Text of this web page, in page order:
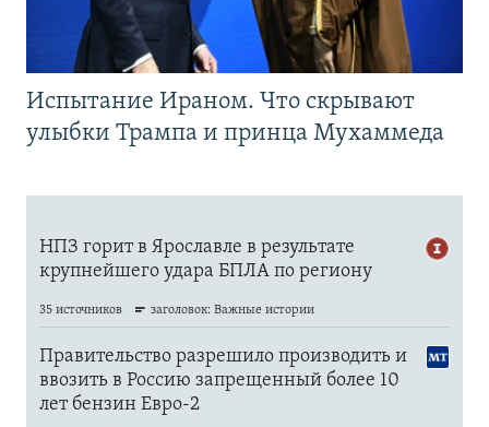
Испытание Ираном. Что скрывают
улыбки Трампа и принца Мухаммеда